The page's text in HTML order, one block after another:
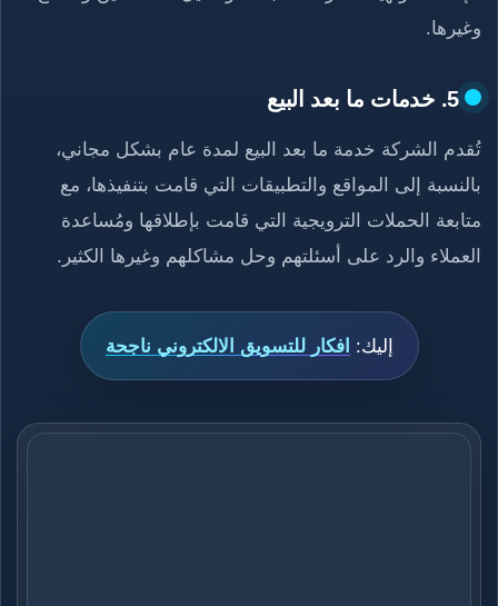
وغيرها.
5. خدمات ما بعد البيع
تُقدم الشركة خدمة ما بعد البيع لمدة عام بشكل مجاني،
بالنسبة إلى المواقع والتطبيقات التي قامت بتنفيذها، مع
متابعة الحملات الترويجية التي قامت بإطلاقها ومُساعدة
العملاء والرد على أسئلتهم وحل مشاكلهم وغيرها الكثير.
إليك: افكار للتسويق الالكتروني ناجحة